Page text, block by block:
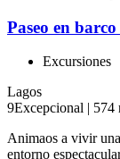
Paseo en
Excursiones
Lagos
9Excepcional
574
Animaos a vivir
entorno